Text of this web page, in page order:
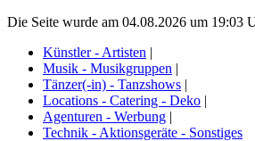
Die Seite wurde am 04.08.2026 um 19:03
Künstler - Artisten |
Musik - Musikgruppen |
Tänzer(-in) - Tanzshows |
Locations - Catering - Deko |
Agenturen - Werbung |
Technik - Aktionsgeräte - Sonstiges